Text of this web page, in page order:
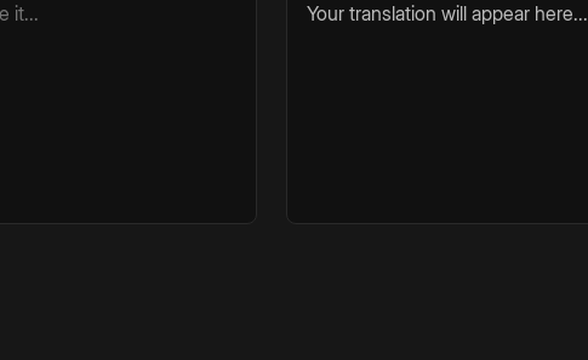
Your translation will appear here...